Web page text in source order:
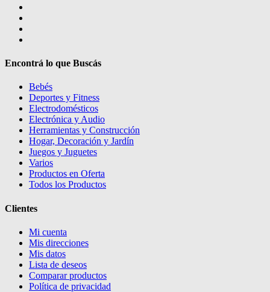
Encontrá lo que Buscás
Bebés
Deportes y Fitness
Electrodomésticos
Electrónica y Audio
Herramientas y Construcción
Hogar, Decoración y Jardín
Juegos y Juguetes
Varios
Productos en Oferta
Todos los Productos
Clientes
Mi cuenta
Mis direcciones
Mis datos
Lista de deseos
Comparar productos
Política de privacidad